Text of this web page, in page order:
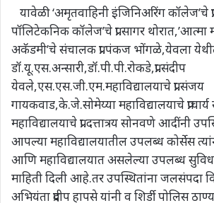
यावेळी ‘अमृतवाहिनी इंजिनिअरिंग कॉलेज’चे
पॉलिटेकनिक कॉलेज’चे प्रा.सागर
अकॅडमी’चे संचालक प्रा.पंकज भोंगळे,येवला
डॉ.यू.एस.अन्सारी,डॉ.पी.पी.रोकडे,प्रा.संदीप
येवले,एस.एस.जी.एम.महाविद्यालयाचे प्रा.संजय
गायकवाड,के.जे.सोमेय्या महाविद्यालयाचे
महाविद्यालयाचे प्रा.दत्तात्रय सोनवणे आदींनी
आपल्या महाविद्यालयातील उपलब्ध कोर्सेस
आणि महाविद्यालयात असलेल्या उपलब्ध
माहिती दिली आहे.तर उपस्थितांना जलसंपदा
अभियंता प्रदीप हापसे यांनी व शिर्डी पोलिस